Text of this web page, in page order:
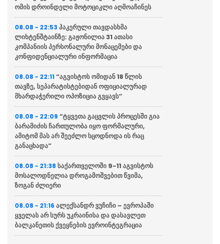
ომის დროინდელი მოტოციკლი აღმოაჩინეს
08.08 - 22:53 ჰაკერული თავდასხმა
ლიხტენშტაინზე: გაჟონილია 31 ათასი
კომპანიის პერსონალური მონაცემები და
კონფიდენციალური ინფორმაცია
08.08 - 22:11 “აგვისტოს ომიდან 18 წლის
თავზე, სეპარატისტებიდან ოფიციალურად
მხარდაჭერილი ოპოზიცია გვყავს”
08.08 - 22:09 “ტყვეთა გაცვლის პროცესში გია
ბარამიძის ჩართულობა იყო ფორმალური,
ამიტომ მას არ შეეძლო სცოდნოდა ის რაც
განაცხადა”
08.08 - 21:38 საქართველოში 9-11 აგვისტოს
მოსალოდნელია დროგამოშვებით წვიმა,
ზოგან ძლიერი
08.08 - 21:16 ალექსანდრ ვუჩიჩი – ევროპაში
ყველას არ სურს უკრაინისა და დასავლეთ
ბალკანეთის ქვეყნების ევროინტეგრაცია